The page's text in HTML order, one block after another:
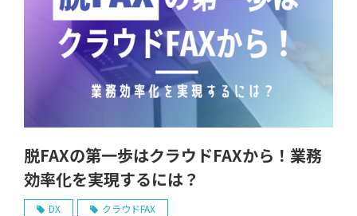
脱FAXの第一歩はクラウドFAXから！業務
効率化を実現するには？
DX クラウドFAX